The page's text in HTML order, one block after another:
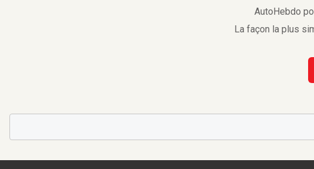
AutoHebdo
La façon la plus